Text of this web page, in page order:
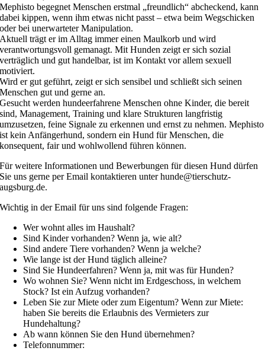
Mephisto begegnet Menschen erstmal „freundlich“ abcheckend, kann
dabei kippen, wenn ihm etwas nicht passt – etwa beim Wegschicken
oder bei unerwarteter Manipulation.
Aktuell trägt er im Alltag immer einen Maulkorb und wird
verantwortungsvoll gemanagt. Mit Hunden zeigt er sich sozial
verträglich und gut handelbar, ist im Kontakt vor allem sexuell
motiviert.
Wird er gut geführt, zeigt er sich sensibel und schließt sich seinen
Menschen gut und gerne an.
Gesucht werden hundeerfahrene Menschen ohne Kinder, die bereit
sind, Management, Training und klare Strukturen langfristig
umzusetzen, feine Signale zu erkennen und ernst zu nehmen. Mephisto
ist kein Anfängerhund, sondern ein Hund für Menschen, die
konsequent, fair und wohlwollend führen können.
Für weitere Informationen und Bewerbungen für diesen Hund dürfen
Sie uns gerne per Email kontaktieren unter hunde@tierschutz-
augsburg.de.
Wichtig in der Email für uns sind folgende Fragen:
Wer wohnt alles im Haushalt?
Sind Kinder vorhanden? Wenn ja, wie alt?
Sind andere Tiere vorhanden? Wenn ja welche?
Wie lange ist der Hund täglich alleine?
Sind Sie Hundeerfahren? Wenn ja, mit was für Hunden?
Wo wohnen Sie? Wenn nicht im Erdgeschoss, in welchem
Stock? Ist ein Aufzug vorhanden?
Leben Sie zur Miete oder zum Eigentum? Wenn zur Miete:
haben Sie bereits die Erlaubnis des Vermieters zur
Hundehaltung?
Ab wann können Sie den Hund übernehmen?
Telefonnummer: